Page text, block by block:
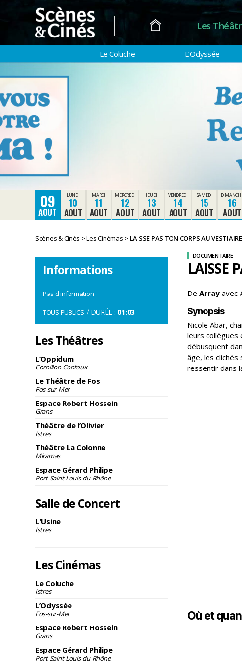
Scènes
Cinés
Les
Le Coluche L’Odyssée
09
AOUT
LUNDI
10
AOUT
MARDI
11
AOUT
MERCREDI
12
AOUT
JEUDI
13
AOUT
VENDREDI
14
AOUT
SAMEDI
15
AOUT
16
AOUT
Scènes & Cinés >Les Cinémas > LAISSE PAS TON CORPS AU VESTIAIRE
Informations
Pas d'information
TOUS PUBLICS / DURÉE : 01:03
Les Théâtres
L’Oppidum
Cornillon-Confoux
Le Théâtre de Fos
Fos-sur-Mer
Espace Robert Hossein
Grans
Théâtre de l’Olivier
Istres
Théâtre La Colonne
Miramas
Espace Gérard Philipe
Port-Saint-Louis-du-Rhône
Salle de Concert
L'Usine
Istres
Les Cinémas
Le Coluche
Istres
L’Odyssée
Fos-sur-Mer
Espace Robert Hossein
Grans
Espace Gérard Philipe
Port-Saint-Louis-du-Rhône
LAISSE
DOCUMENTAIRE
De Arrayavec
Synopsis
Nicole Abar,
leurs collègues
débusquent
âge, les clichés
ressentir dans
Où et